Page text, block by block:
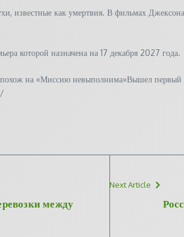
как умертвия. В фильмах
которой назначена на 17 декабря 2027 года.
на «Миссию невыполнима»Вышел первый
между
Next Article